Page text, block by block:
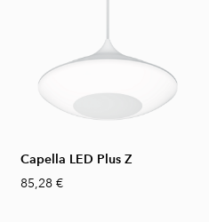
Capella LED Plus Z
85,28 €